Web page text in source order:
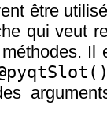
être
qui veut
Il